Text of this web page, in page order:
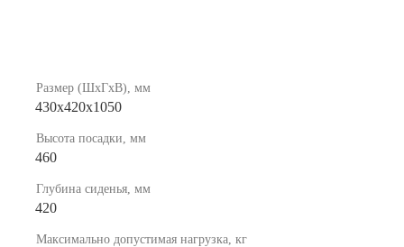
Размер (ШхГхВ), мм
430х420х1050
Высота посадки, мм
460
Глубина сиденья, мм
420
Максимально допустимая нагрузка, кг